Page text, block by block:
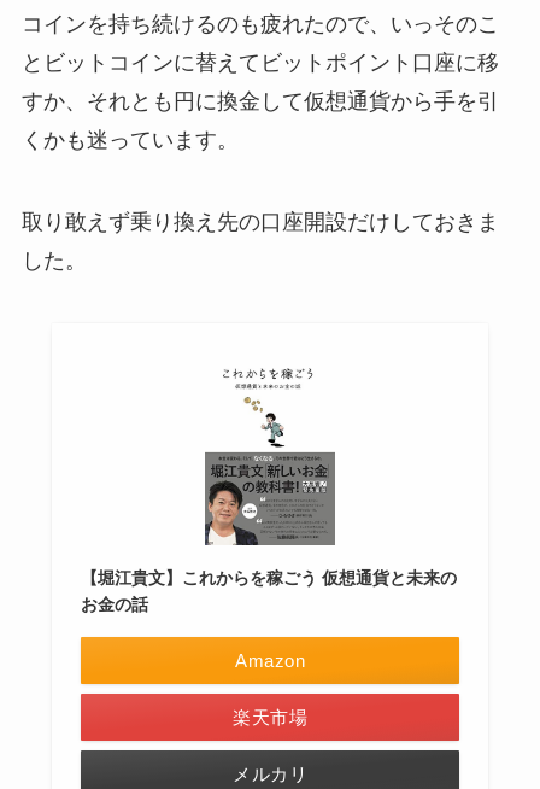
コインを持ち続けるのも疲れたので、いっそのこ
とビットコインに替えてビットポイント口座に移
すか、それとも円に換金して仮想通貨から手を引
くかも迷っています。
取り敢えず乗り換え先の口座開設だけしておきま
した。
【堀江貴文】これからを稼ごう 仮想通貨と未来の
お金の話
Amazon
楽天市場
メルカリ